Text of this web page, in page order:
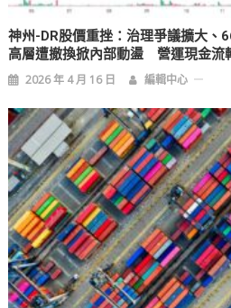
神州-DR股價重挫：治理爭議擴大、
高層遭撤換掀內部動盪 營運現金流
2026 年 4 月 16 日 編輯中心